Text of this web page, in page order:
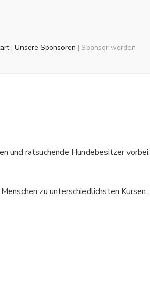
| Unsere Sponsoren | Sponsor werden
und ratsuchende Hundebesitzer vorbei.
zu unterschiedlichsten Kursen.